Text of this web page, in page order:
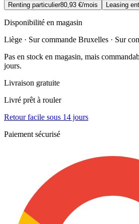
Renting particulier80,93 €/mois Leasing
Disponibilité en magasin
Liège · Sur commande Bruxelles · Sur
Pas en stock en magasin, mais
jours.
Livraison gratuite
Livré prêt à rouler
Retour facile sous 14 jours
Paiement sécurisé